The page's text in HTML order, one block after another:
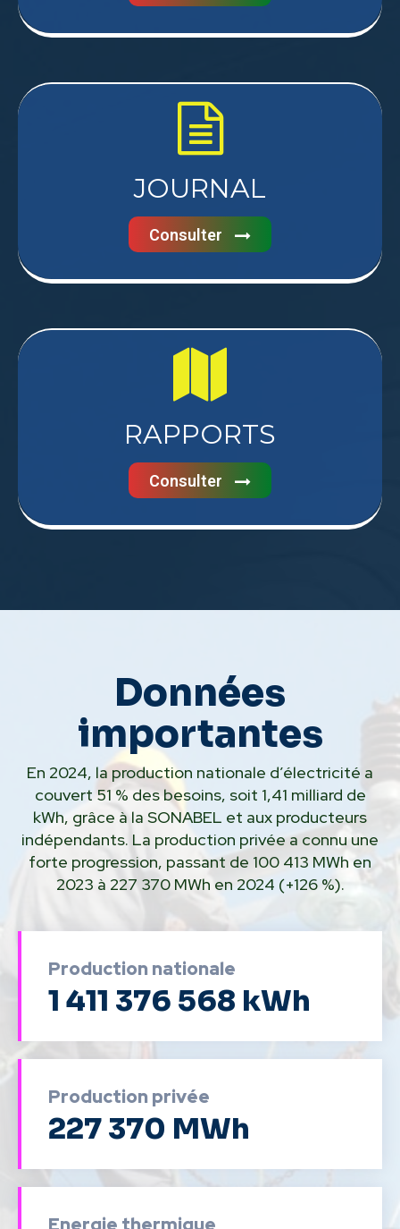
JOURNAL
Consulter
RAPPORTS
Consulter
Données
importantes
En 2024, la production nationale d’électricité a
couvert 51 % des besoins, soit 1,41 milliard de
kWh, grâce à la SONABEL et aux producteurs
indépendants. La production privée a connu une
forte progression, passant de 100 413 MWh en
2023 à 227 370 MWh en 2024 (+126 %).
Production nationale
1 411 376 568 kWh
Production privée
227 370 MWh